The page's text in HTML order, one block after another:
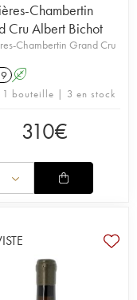
Chambertin
Cru Albert Bichot
Chambertin Grand Cru
A
1 bouteille | 3 en stock
310€